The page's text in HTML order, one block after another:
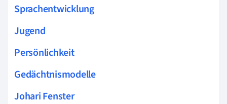
Sprachentwicklung
Jugend
Persönlichkeit
Gedächtnismodelle
Johari Fenster